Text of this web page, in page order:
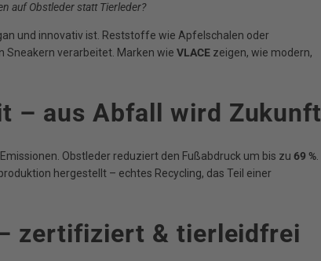
auf Obstleder statt Tierleder?
und innovativ ist. Reststoffe wie Apfelschalen oder
Sneakern verarbeitet. Marken wie VLACE zeigen, wie modern,
– aus Abfall wird Zukunft
Obstleder reduziert den Fußabdruck um bis zu 69 %.
hergestellt – echtes Recycling, das Teil einer
zertifiziert & tierleidfrei